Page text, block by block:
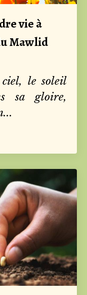
vie à
Mawlid
le soleil
sa gloire,
...